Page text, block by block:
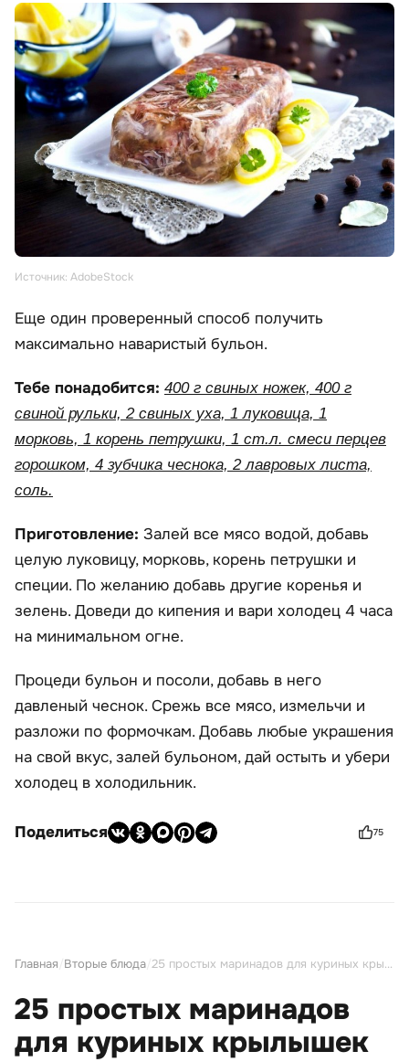
Источник: AdobeStock
Еще один проверенный способ получить
максимально наваристый бульон.
Тебе понадобится: 400 г свиных ножек, 400 г
свиной рульки, 2 свиных уха, 1 луковица, 1
морковь, 1 корень петрушки, 1 ст.л. смеси перцев
горошком, 4 зубчика чеснока, 2 лавровых листа,
соль.
Приготовление: Залей все мясо водой, добавь
целую луковицу, морковь, корень петрушки и
специи. По желанию добавь другие коренья и
зелень. Доведи до кипения и вари холодец 4 часа
на минимальном огне.
Процеди бульон и посоли, добавь в него
давленый чеснок. Срежь все мясо, измельчи и
разложи по формочкам. Добавь любые украшения
на свой вкус, залей бульоном, дай остыть и убери
холодец в холодильник.
Поделиться 75
Главная Вторые блюда 25 простых маринадов для куриных крылышек
25 простых маринадов
для куриных крылышек